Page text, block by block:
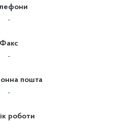
-
Факс
-
пошта
-
роботи